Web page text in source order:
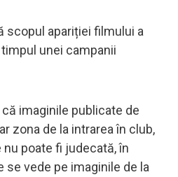
scopul apariției filmului a
unei campanii
imaginile publicate de
zona de la intrarea în club,
poate fi judecată, în
se vede pe imaginile de la